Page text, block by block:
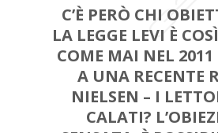
C’È PERÒ CHI
LA LEGGE LEVI È
COME MAI NEL
A UNA RECENTE
NIELSEN – I
CALATI?